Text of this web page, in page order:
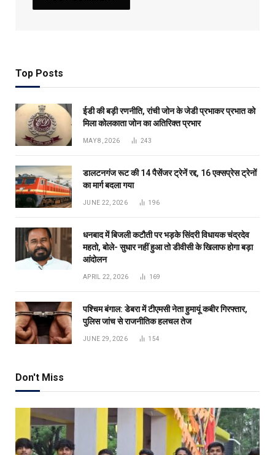
Top Posts
ईडी की बड़ी रणनीति, रांची जोन के जेडी प्रभाकर प्रभात को
मिला कोलकाता जोन का अतिरिक्त प्रभार
MAY 8, 2026 243
डालटनगंज रूट की 14 पैसेंजर ट्रेनें रद्द, 16 एक्सप्रेस ट्रेनों
का मार्ग बदला गया
JUNE 22, 2026 196
धनबाद में बिजली कटौती पर भड़के सिंदरी विधायक चंद्रदेव
महतो, बोले- सुधार नहीं हुआ तो डीवीसी के खिलाफ होगा बड़ा
आंदोलन
APRIL 22, 2026 169
पश्चिम बंगाल: डेबरा में टीएमसी नेता हुमायूं कबीर गिरफ्तार,
पुलिस जांच से राजनीतिक हलचल तेज
JUNE 29, 2026 154
Don't Miss